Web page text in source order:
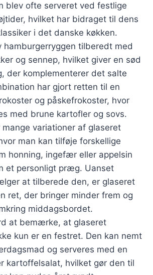
blev ofte serveret ved festlige
hvilket har bidraget til dens
i det danske køkken.
hamburgerryggen tilberedt med
og sennep, hvilket giver en sød
der komplementerer det salte
har gjort retten til en
og påskefrokoster, hvor
med brune kartofler og sovs.
variationer af glaseret
man kan tilføje forskellige
honning, ingefær eller appelsin
et personligt præg. Uanset
at tilberede den, er glaseret
ret, der bringer minder frem og
middagsbordet.
at bemærke, at glaseret
kun er en festret. Den kan nemt
og serveres med en
kartoffelsalat, hvilket gør den til